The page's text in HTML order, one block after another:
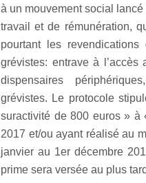
à un mouvement social
travail et de rémunération,
pourtant les
grévistes: entrave à
dispensaires
grévistes. Le protocole
suractivité de 800 euros »
2017 et/ou ayant réalisé au
janvier au 1er décembre
prime sera versée au plus